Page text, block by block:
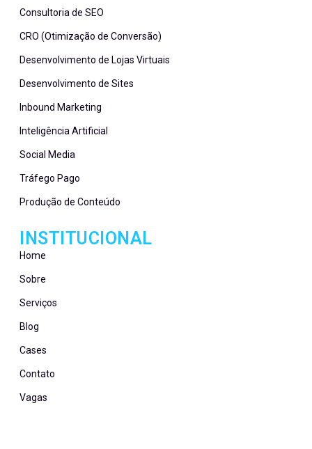
Consultoria de SEO
CRO (Otimização de Conversão)
Desenvolvimento de Lojas Virtuais
Desenvolvimento de Sites
Inbound Marketing
Inteligência Artificial
Social Media
Tráfego Pago
Produção de Conteúdo
INSTITUCIONAL
Home
Sobre
Serviços
Blog
Cases
Contato
Vagas